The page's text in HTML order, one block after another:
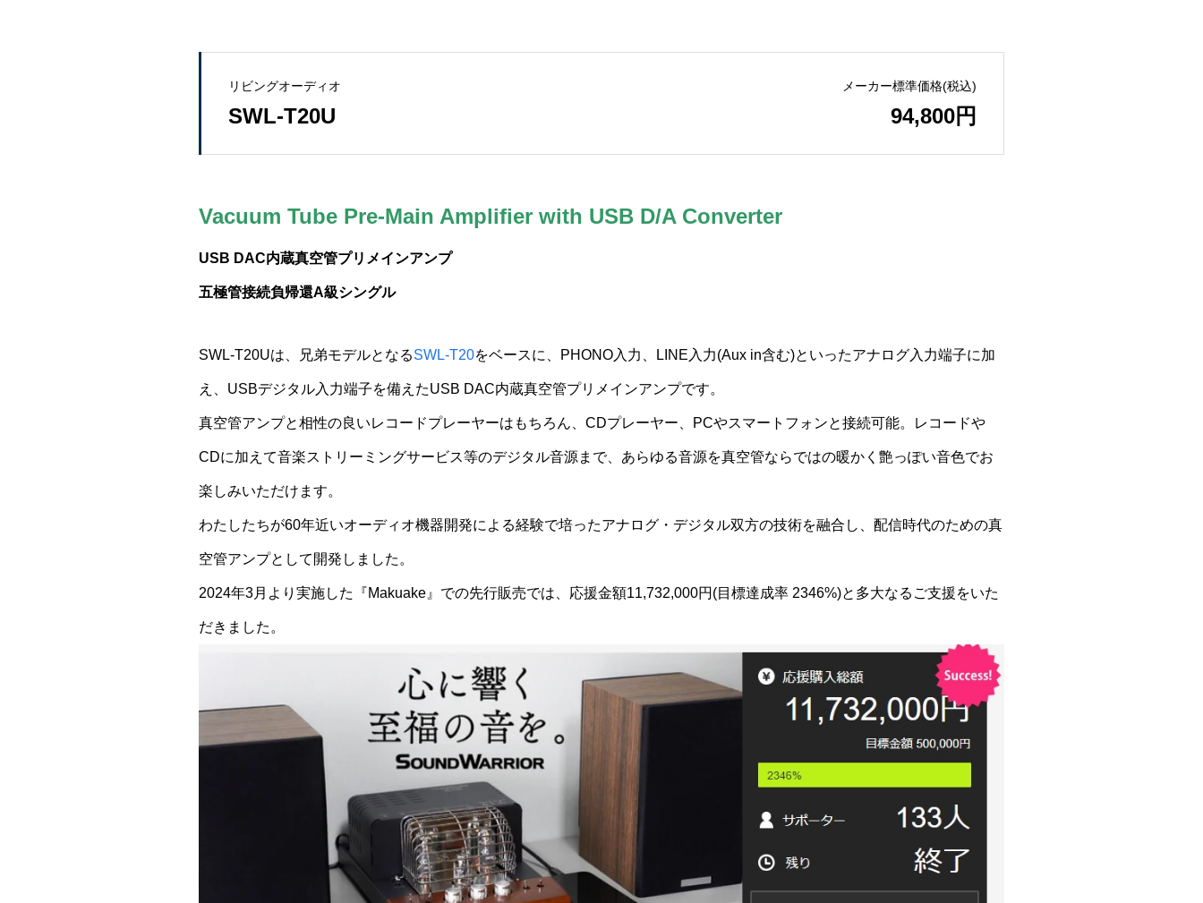
リビングオーディオ
SWL-T20U
メーカー標準価格(税込)
94,800円
Vacuum Tube Pre-Main Amplifier with USB D/A Converter
USB DAC内蔵真空管プリメインアンプ
五極管接続負帰還A級シングル
SWL-T20Uは、兄弟モデルとなるSWL-T20をベースに、PHONO入力、LINE入力(Aux in含む)といったアナログ入力端子に加
え、USBデジタル入力端子を備えたUSB DAC内蔵真空管プリメインアンプです。
真空管アンプと相性の良いレコードプレーヤーはもちろん、CDプレーヤー、PCやスマートフォンと接続可能。レコードや
CDに加えて音楽ストリーミングサービス等のデジタル音源まで、あらゆる音源を真空管ならではの暖かく艶っぽい音色でお
楽しみいただけます。
わたしたちが60年近いオーディオ機器開発による経験で培ったアナログ・デジタル双方の技術を融合し、配信時代のための真
空管アンプとして開発しました。
2024年3月より実施した『Makuake』での先行販売では、応援金額11,732,000円(目標達成率 2346%)と多大なるご支援をいた
だきました。